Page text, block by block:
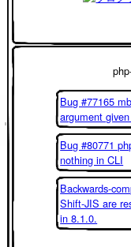
Bug #77165
argument
Bug #80771
nothing in CLI
Backwards-
Shift-JIS are
in 8.1.0.